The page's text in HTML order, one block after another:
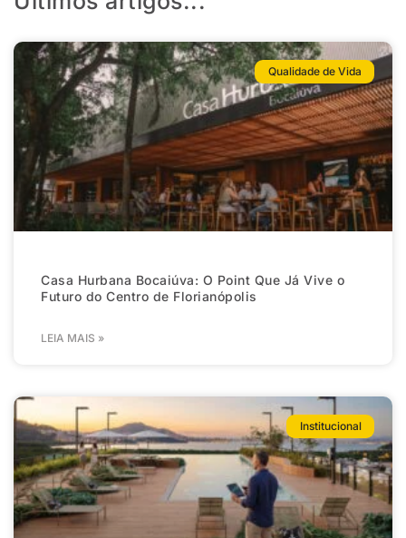
Qualidade de Vida
Casa Hurbana Bocaiúva: O Point Que Já Vive o
Futuro do Centro de Florianópolis
LEIA MAIS »
Institucional